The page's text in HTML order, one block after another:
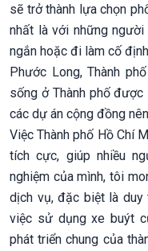
sẽ trở thành lựa chọn
nhất là với những người
ngắn hoặc đi làm cố
Phước Long, Thành
sống ở Thành phố
các dự án cộng đồng
Việc Thành phố Hồ Chí
tích cực, giúp nhiều
nghiệm của mình, tôi
dịch vụ, đặc biệt là
việc sử dụng xe buýt
phát triển chung của